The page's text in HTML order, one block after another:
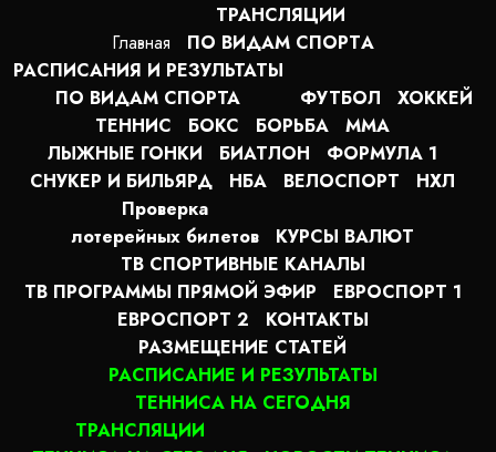
Главная
ТРАНСЛЯЦИИ
ПО ВИДАМ СПОРТA
РАСПИСАНИЯ И РЕЗУЛЬТАТЫ
ПО ВИДАМ СПОРТА
ФУТБОЛ
ХОККЕЙ
ТЕННИС
БОКС БОРЬБА
MMA
ЛЫЖНЫЕ ГОНКИ
БИАТЛОН
ФОРМУЛА 1
СНУКЕР И БИЛЬЯРД
НБА ВЕЛОСПОРТ
НХЛ
Проверка
лотерейных билетов
КУРСЫ ВАЛЮТ
ТВ СПОРТИВНЫЕ КАНАЛЫ
ТВ ПРОГРАММЫ ПРЯМОЙ ЭФИР
ЕВРОСПОРТ 1
ЕВРОСПОРТ 2
КОНТАКТЫ
РАЗМЕЩЕНИЕ СТАТЕЙ
РАСПИСАНИЕ И РЕЗУЛЬТАТЫ
ТЕННИСА НА СЕГОДНЯ
ТРАНСЛЯЦИИ